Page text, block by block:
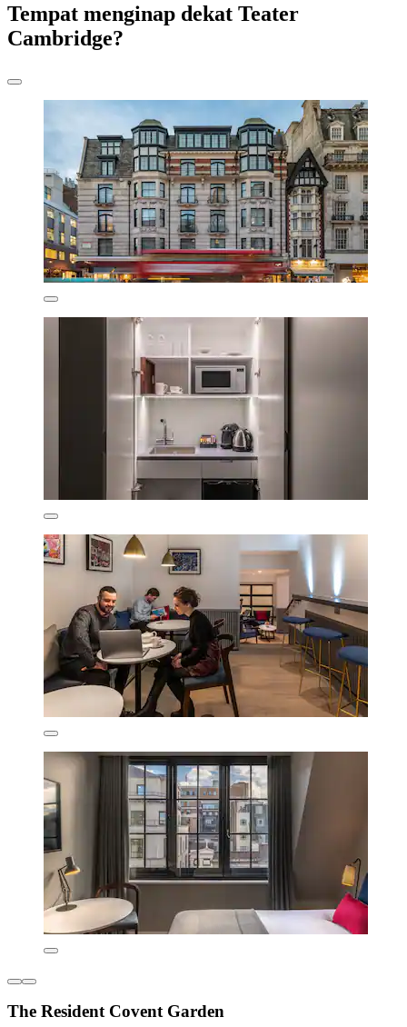
Tempat menginap dekat Teater
Cambridge?
The Resident Covent Garden